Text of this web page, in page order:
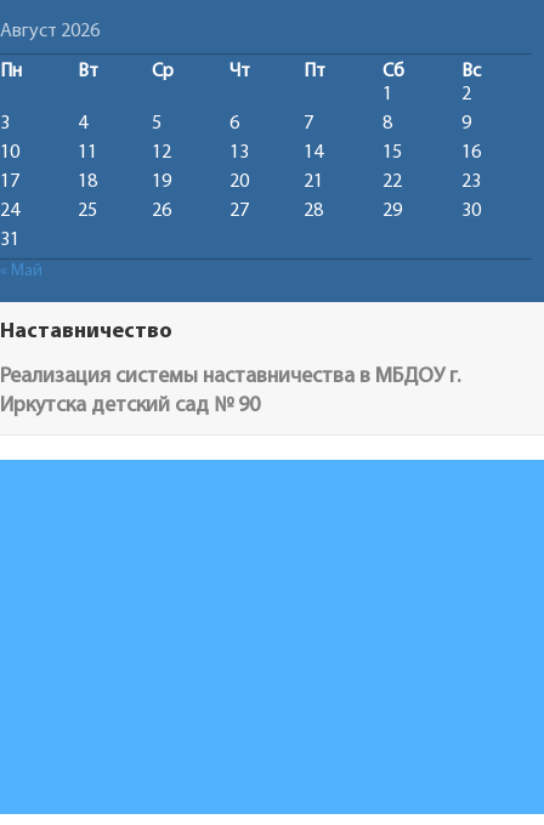
Август 2026
Пн Вт Ср Чт Пт Сб
Вс
1
2
3
4 5 6 7 8
9
10
11 12 13 14 15
16
17
18 19 20 21 22
23
24
25 26 27 28 29
30
31
« Май
Наставничество
Реализация системы наставничества в МБДОУ г.
Иркутска детский сад № 90